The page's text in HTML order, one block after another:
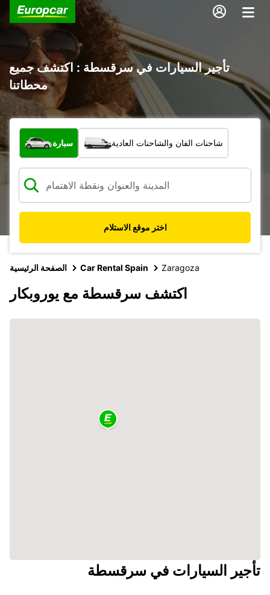
تأجير السيارات في سرقسطة : اكتشف جميع
محطاتنا
ما نوع المركبة؟
سيارة شاحنات الفان والشاحنات العادية
اختر موقع الاستلام
الصفحة الرئيسية Car Rental Spain Zaragoza
اكتشف سرقسطة مع يوروبكار
تأجير السيارات في سرقسطة